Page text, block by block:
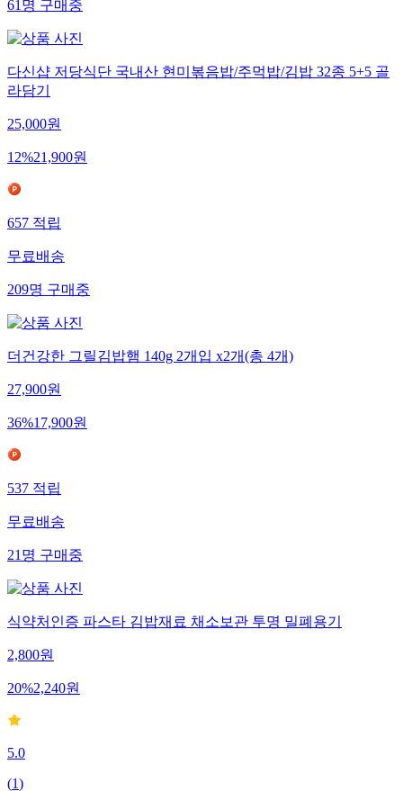
61명구매중
다신샵 저당식단 국내산 현미볶음밥/주먹밥/김밥 32종 5+5 골
라담기
25,000원
12%21,900원
657적립
무료배송
209명구매중
더건강한 그릴김밥햄 140g 2개입 x2개(총 4개)
27,900원
36%17,900원
537적립
무료배송
21명구매중
식약처인증 파스타 김밥재료 채소보관 투명 밀폐용기
2,800원
20%2,240원
5.0